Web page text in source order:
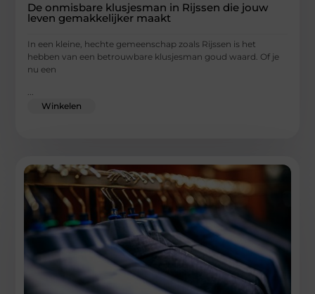
De onmisbare klusjesman in Rijssen die jouw
leven gemakkelijker maakt
In een kleine, hechte gemeenschap zoals Rijssen is het
hebben van een betrouwbare klusjesman goud waard. Of je
nu een
...
Winkelen